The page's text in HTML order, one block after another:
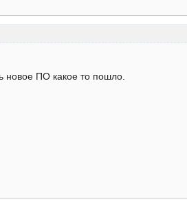
новое ПО какое то пошло.